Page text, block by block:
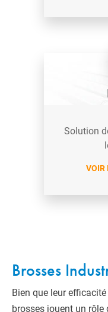
Solution
VOIR
Brosses
Bien que leur
brosses jouent un